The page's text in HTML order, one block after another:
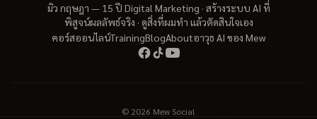
มิว กฤษฎา — 15 ปี Digital Marketing · สร้างระบบ AI ที่
พิสูจน์ผลลัพธ์จริง · ดูสิ่งที่ผมทำ แล้วตัดสินใจเอง
คอร์สออนไลน์TrainingBlogAboutอาวุธ AI ของ Mew
© 2026 Mew Social